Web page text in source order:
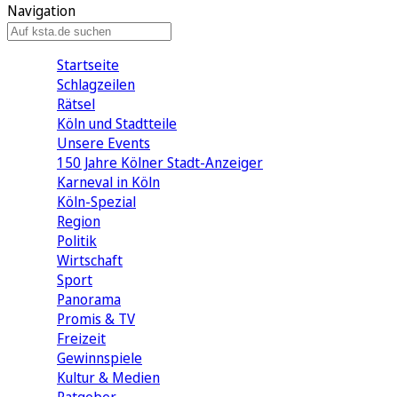
Navigation
Startseite
Schlagzeilen
Rätsel
Köln und Stadtteile
Unsere Events
150 Jahre Kölner Stadt-Anzeiger
Karneval in Köln
Köln-Spezial
Region
Politik
Wirtschaft
Sport
Panorama
Promis & TV
Freizeit
Gewinnspiele
Kultur & Medien